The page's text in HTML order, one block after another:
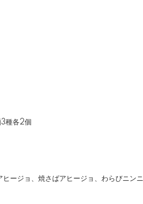
種各2個
ジョ、焼さばアヒージョ、わらびニンニ